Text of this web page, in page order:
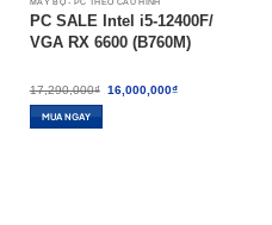
MÁY BỘ - PC THEO CẤU HÌNH
PC SALE Intel i5-12400F/
VGA RX 6600 (B760M)
17,290,000₫ Giá
gốc
16,000,000₫Giá
MUA NGAY